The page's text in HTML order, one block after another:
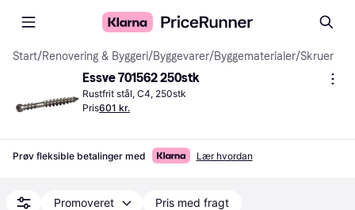
Start/Renovering & Byggeri/Byggevarer/Byggematerialer/Skruer
Essve 701562 250stk
Rustfrit stål, C4, 250stk
Pris601 kr.
Prøv fleksible betalinger med Lær hvordan
Promoveret Pris med fragt